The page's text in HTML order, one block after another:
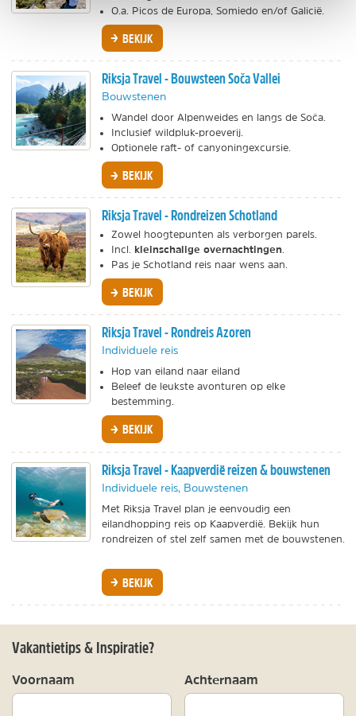
O.a. Picos de Europa, Somiedo en/of Galicië.
BEKIJK
Riksja Travel - Bouwsteen Soča Vallei
Bouwstenen
Wandel door Alpenweides en langs de Soča.
Inclusief wildpluk-proeverij.
Optionele raft- of canyoningexcursie.
BEKIJK
Riksja Travel - Rondreizen Schotland
Zowel hoogtepunten als verborgen parels.
Incl. kleinschalige overnachtingen
Pas je Schotland reis naar wens aan.
BEKIJK
Riksja Travel - Rondreis Azoren
Individuele reis
Hop van eiland naar eiland
Beleef de leukste avonturen op elke
bestemming.
BEKIJK
Riksja Travel - Kaapverdië reizen & bouwstenen
Individuele reis, Bouwstenen
Met Riksja Travel plan je eenvoudig een
eilandhopping reis op Kaapverdië. Bekijk hun
rondreizen of stel zelf samen met de bouwstenen.
BEKIJK
Vakantietips & Inspiratie?
Voornaam Achternaam